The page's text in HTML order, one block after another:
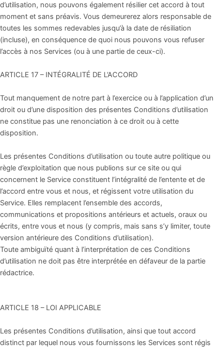
d’utilisation, nous pouvons également résilier cet accord à tout
moment et sans préavis. Vous demeurerez alors responsable de
toutes les sommes redevables jusqu’à la date de résiliation
(incluse), en conséquence de quoi nous pouvons vous refuser
l’accès à nos Services (ou à une partie de ceux-ci).
ARTICLE 17 – INTÉGRALITÉ DE L’ACCORD
Tout manquement de notre part à l’exercice ou à l’application d’un
droit ou d’une disposition des présentes Conditions d’utilisation
ne constitue pas une renonciation à ce droit ou à cette
disposition.
Les présentes Conditions d’utilisation ou toute autre politique ou
règle d’exploitation que nous publions sur ce site ou qui
concernent le Service constituent l’intégralité de l’entente et de
l’accord entre vous et nous, et régissent votre utilisation du
Service. Elles remplacent l’ensemble des accords,
communications et propositions antérieurs et actuels, oraux ou
écrits, entre vous et nous (y compris, mais sans s’y limiter, toute
version antérieure des Conditions d’utilisation).
Toute ambiguïté quant à l’interprétation de ces Conditions
d’utilisation ne doit pas être interprétée en défaveur de la partie
rédactrice.
ARTICLE 18 – LOI APPLICABLE
Les présentes Conditions d’utilisation, ainsi que tout accord
distinct par lequel nous vous fournissons les Services sont régis